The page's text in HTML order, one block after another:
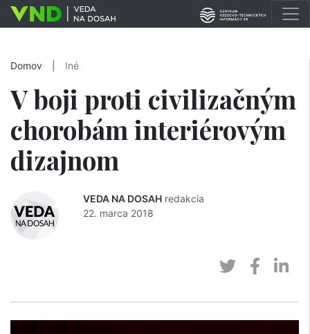
Domov Iné
V boji proti civilizačným
chorobám interiérovým
dizajnom
VEDA NA DOSAH redakcia
22. marca 2018